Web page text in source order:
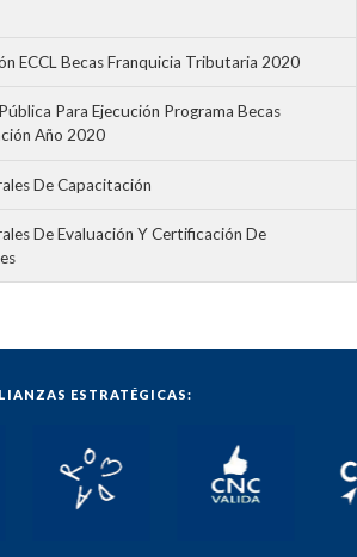
ECCL Becas Franquicia Tributaria 2020
Para Ejecución Programa Becas
Año 2020
De Capacitación
De Evaluación Y Certificación De
ESTRATÉGICAS: